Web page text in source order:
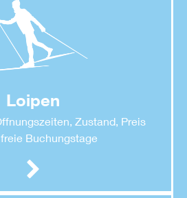
Loipen
Zustand, Preis
Buchungstage